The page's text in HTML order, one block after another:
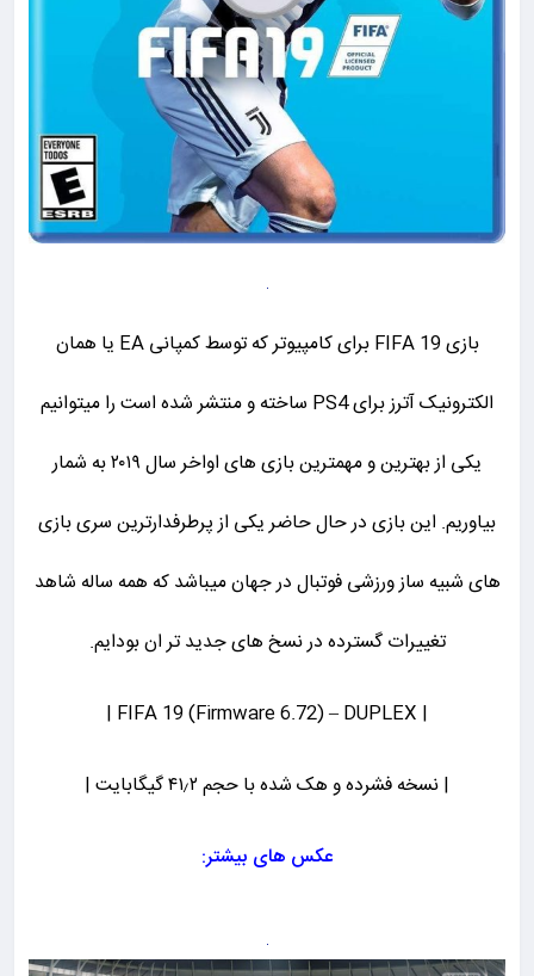
بازی FIFA 19 برای کامپیوتر که توسط کمپانی EA یا همان
الکترونیک آترز برای PS4 ساخته و منتشر شده است را میتوانیم
یکی از بهترین و مهمترین بازی های اواخر سال ۲۰۱۹ به شمار
بیاوریم. این بازی در حال حاضر یکی از پرطرفدارترین سری بازی
های شبیه ساز ورزشی فوتبال در جهان میباشد که همه ساله شاهد
تغییرات گسترده در نسخ های جدید تر ان بودایم.
| FIFA 19 (Firmware 6.72) – DUPLEX |
| نسخه فشرده و هک شده با حجم ۴۱٫۲ گیگابایت |
عکس های بیشتر: